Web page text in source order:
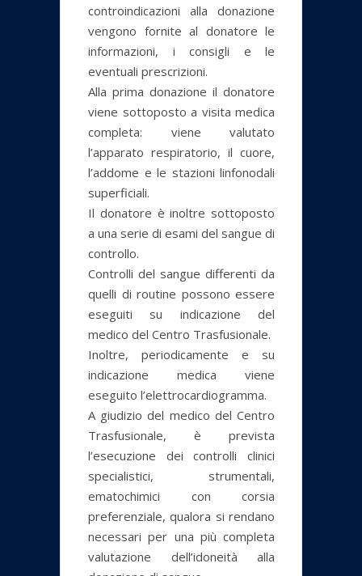
controindicazioni alla donazione
vengono fornite al donatore le
informazioni, i consigli e le
eventuali prescrizioni.
Alla prima donazione il donatore
viene sottoposto a visita medica
completa: viene valutato
l’apparato respiratorio, il cuore,
l’addome e le stazioni linfonodali
superficiali.
Il donatore è inoltre sottoposto
a una serie di esami del sangue di
controllo.
Controlli del sangue differenti da
quelli di routine possono essere
eseguiti su indicazione del
medico del Centro Trasfusionale.
Inoltre, periodicamente e su
indicazione medica viene
eseguito l’elettrocardiogramma.
A giudizio del medico del Centro
Trasfusionale, è prevista
l’esecuzione dei controlli clinici
specialistici, strumentali,
ematochimici con corsia
preferenziale, qualora si rendano
necessari per una più completa
valutazione dell’idoneità alla